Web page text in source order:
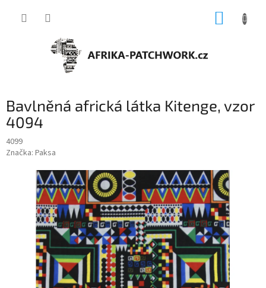
Bavlněná africká látka Kitenge, vzor
4094
4099
Značka: Paksa